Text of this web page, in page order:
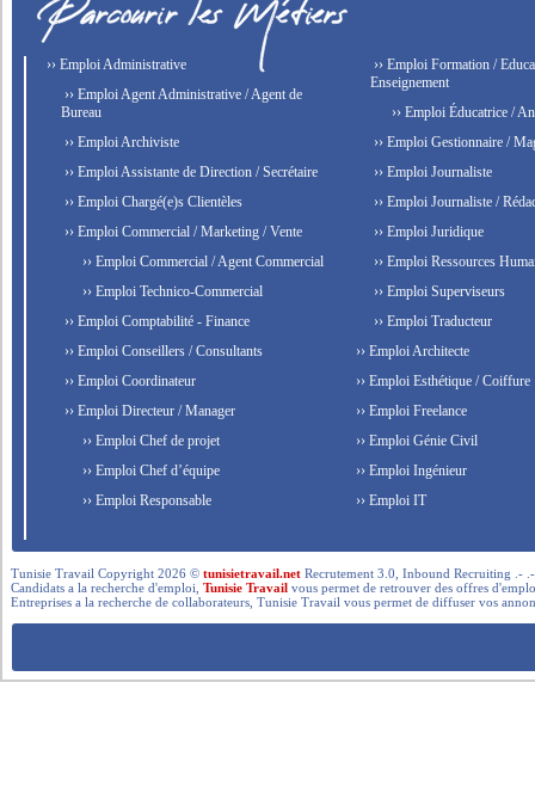
›› Emploi Administrative
›› Emploi Agent Administrative / Agent de
Bureau
›› Emploi Archiviste
›› Emploi Assistante de Direction / Secrétaire
›› Emploi Chargé(e)s Clientèles
›› Emploi Commercial / Marketing / Vente
›› Emploi Commercial / Agent Commercial
›› Emploi Technico-Commercial
›› Emploi Comptabilité - Finance
›› Emploi Conseillers / Consultants
›› Emploi Coordinateur
›› Emploi Directeur / Manager
›› Emploi Chef de projet
›› Emploi Chef d’équipe
›› Emploi Responsable
›› Emploi Formation /
Enseignement
›› Emploi Éducatrice /
›› Emploi Gestionnaire /
›› Emploi Journaliste
›› Emploi Journaliste /
›› Emploi Juridique
›› Emploi Ressources
›› Emploi Superviseurs
›› Emploi Traducteur
›› Emploi Architecte
›› Emploi Esthétique / Coiffure
›› Emploi Freelance
›› Emploi Génie Civil
›› Emploi Ingénieur
›› Emploi IT
Tunisie Travail Copyright 2026 ©tunisietravail.net Recrutement 3.0, Inbound Recruiting .-
Candidats a la recherche d'emploi,Tunisie Travail vous permet de retrouver des offres
Entreprises a la recherche de collaborateurs, Tunisie Travail vous permet de diffuser vos